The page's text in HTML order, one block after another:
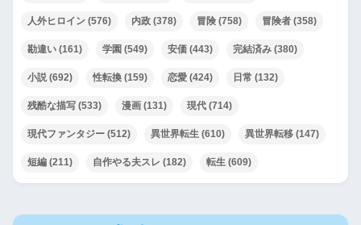
人外ヒロイン (576) 内政 (378) 冒険 (758) 冒険者 (358)
勘違い (161) 学園 (549) 安価 (443) 完結済み (380)
小説(692) 性転換 (159) 恋愛 (424) 日常 (132)
残酷な描写 (533) 漫画 (131) 現代 (714)
現代ファンタジー (512) 異世界転生 (610) 異世界転移 (147)
短編 (211) 自作やる夫スレ (182) 転生 (609)